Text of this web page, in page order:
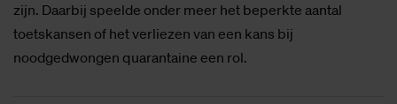
zijn. Daarbij speelde onder meer het beperkte aantal
toetskansen of het verliezen van een kans bij
noodgedwongen quarantaine een rol.